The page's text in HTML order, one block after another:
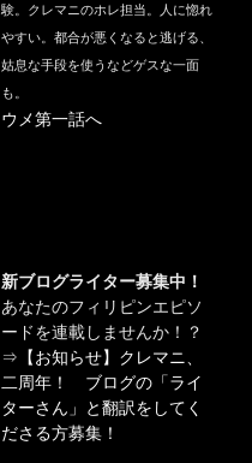
験。クレマニのホレ担当。人に惚れ
やすい。都合が悪くなると逃げる、
姑息な手段を使うなどゲスな一面
も。
ウメ第一話へ
新ブログライター募集中！
あなたのフィリピンエピソ
ードを連載しませんか！？
⇒ 【お知らせ】クレマニ、
二周年！ ブログの「ライ
ターさん」と翻訳をしてく
ださる方募集！